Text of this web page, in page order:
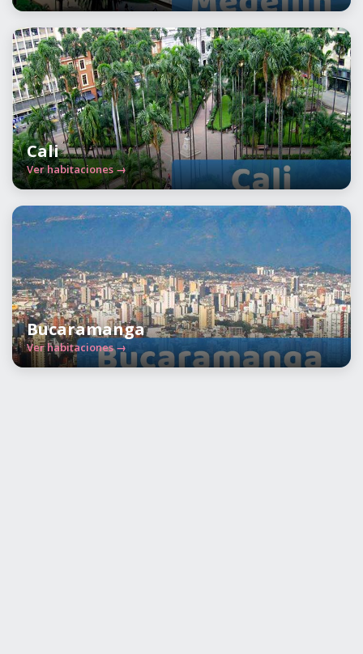
Cali
Ver habitaciones →
Bucaramanga
Ver habitaciones →